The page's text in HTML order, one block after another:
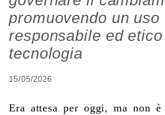
promuovendo un uso
responsabile ed
tecnologia
15/05/2026
Era attesa per oggi, ma non è